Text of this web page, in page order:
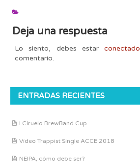
Deja una respuesta
Lo siento, debes estarconectado
comentario.
ENTRADAS RECIENTES
I Ciruelo BrewBand Cup
Vídeo Trappist Single ACCE 2018
NEIPA, cómo debe ser?